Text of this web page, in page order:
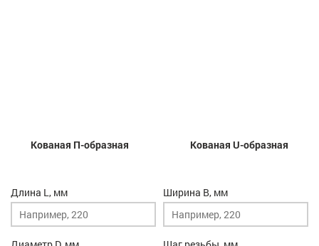
Кованая П-образная Кованая U-образная
Длина L, мм Ширина B, мм